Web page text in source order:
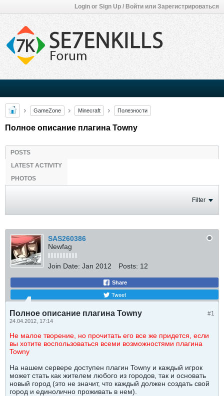
Login or Sign Up / Войти или Зарегистрироваться
GameZone Minecraft Полезности
Полное описание плагина Towny
POSTS
LATEST ACTIVITY
PHOTOS
Filter
SAS260386
Newfag
Join Date: Jan 2012 Posts: 12
Share
Tweet
#1
Полное описание плагина Towny
24.04.2012, 17:14
Не малое творение, но прочитать его все же придется, если
вы хотите воспользоваться всеми возможностями плагина
Towny
На нашем сервере доступен плагин Towny и каждый игрок
может стать как жителем любого из городов, так и основать
новый город (это не значит, что каждый должен создать свой
город и единолично проживать в нем).